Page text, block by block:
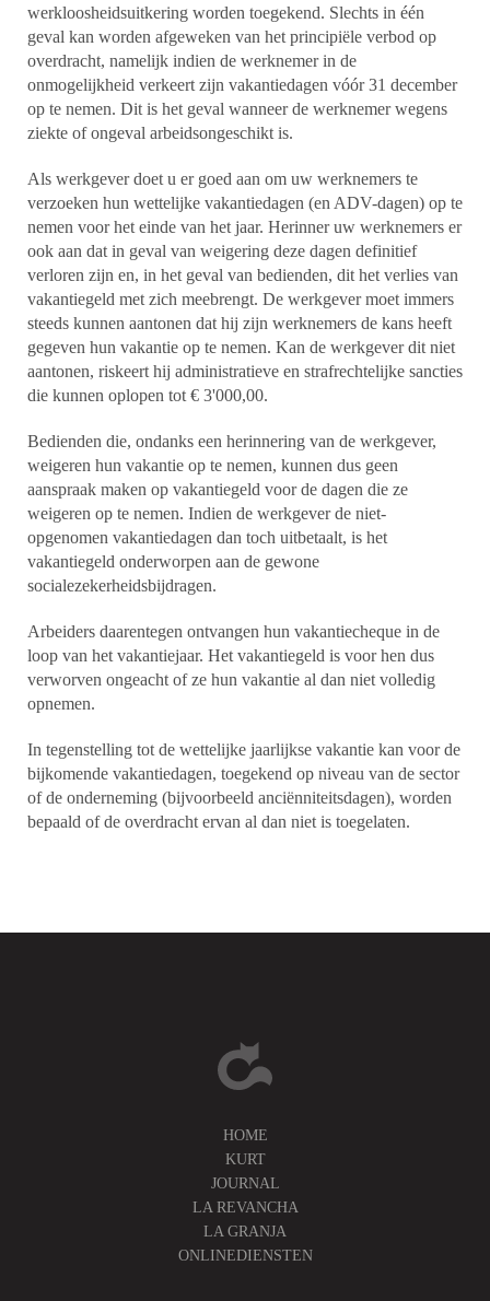
werkloosheidsuitkering worden toegekend. Slechts in één
geval kan worden afgeweken van het principiële verbod op
overdracht, namelijk indien de werknemer in de
onmogelijkheid verkeert zijn vakantiedagen vóór 31 december
op te nemen. Dit is het geval wanneer de werknemer wegens
ziekte of ongeval arbeidsongeschikt is.
Als werkgever doet u er goed aan om uw werknemers te
verzoeken hun wettelijke vakantiedagen (en ADV-dagen) op te
nemen voor het einde van het jaar. Herinner uw werknemers er
ook aan dat in geval van weigering deze dagen definitief
verloren zijn en, in het geval van bedienden, dit het verlies van
vakantiegeld met zich meebrengt. De werkgever moet immers
steeds kunnen aantonen dat hij zijn werknemers de kans heeft
gegeven hun vakantie op te nemen. Kan de werkgever dit niet
aantonen, riskeert hij administratieve en strafrechtelijke sancties
die kunnen oplopen tot € 3'000,00.
Bedienden die, ondanks een herinnering van de werkgever,
weigeren hun vakantie op te nemen, kunnen dus geen
aanspraak maken op vakantiegeld voor de dagen die ze
weigeren op te nemen. Indien de werkgever de niet-
opgenomen vakantiedagen dan toch uitbetaalt, is het
vakantiegeld onderworpen aan de gewone
socialezekerheidsbijdragen.
Arbeiders daarentegen ontvangen hun vakantiecheque in de
loop van het vakantiejaar. Het vakantiegeld is voor hen dus
verworven ongeacht of ze hun vakantie al dan niet volledig
opnemen.
In tegenstelling tot de wettelijke jaarlijkse vakantie kan voor de
bijkomende vakantiedagen, toegekend op niveau van de sector
of de onderneming (bijvoorbeeld anciënniteitsdagen), worden
bepaald of de overdracht ervan al dan niet is toegelaten.
HOME
KURT
JOURNAL
LA REVANCHA
LA GRANJA
ONLINEDIENSTEN